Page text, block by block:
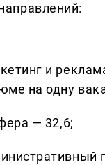
и
на одну
— 32,6;